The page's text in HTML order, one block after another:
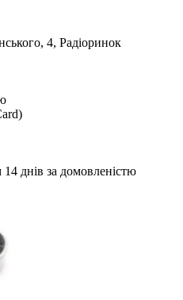
4, Радіоринок
днів за домовленістю